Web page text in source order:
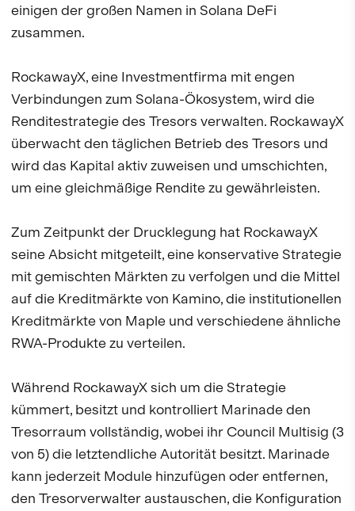
einigen der großen Namen in Solana DeFi
zusammen.
RockawayX, eine Investmentfirma mit engen
Verbindungen zum Solana-Ökosystem, wird die
Renditestrategie des Tresors verwalten. RockawayX
überwacht den täglichen Betrieb des Tresors und
wird das Kapital aktiv zuweisen und umschichten,
um eine gleichmäßige Rendite zu gewährleisten.
Zum Zeitpunkt der Drucklegung hat RockawayX
seine Absicht mitgeteilt, eine konservative Strategie
mit gemischten Märkten zu verfolgen und die Mittel
auf die Kreditmärkte von Kamino, die institutionellen
Kreditmärkte von Maple und verschiedene ähnliche
RWA-Produkte zu verteilen.
Während RockawayX sich um die Strategie
kümmert, besitzt und kontrolliert Marinade den
Tresorraum vollständig, wobei ihr Council Multisig (3
von 5) die letztendliche Autorität besitzt. Marinade
kann jederzeit Module hinzufügen oder entfernen,
den Tresorverwalter austauschen, die Konfiguration